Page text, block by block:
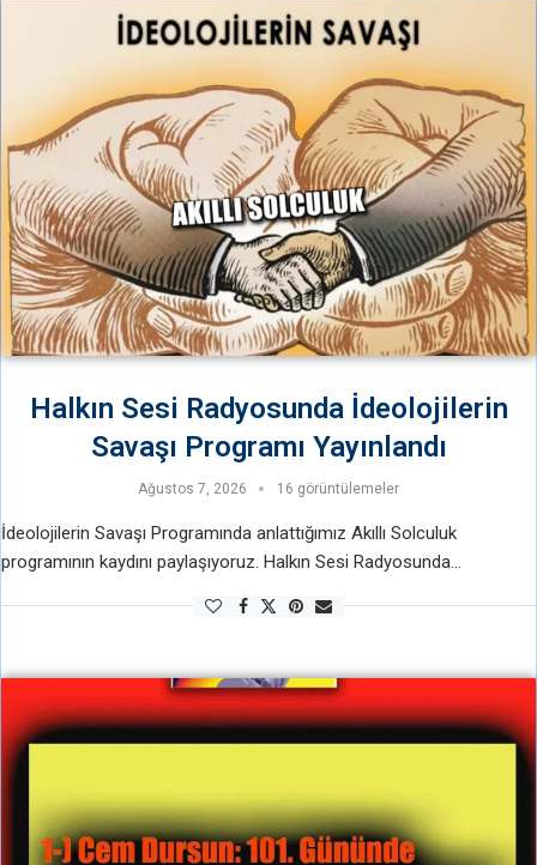
Halkın Sesi Radyosunda İdeolojilerin
Savaşı Programı Yayınlandı
Ağustos 7, 2026 16 görüntülemeler
İdeolojilerin Savaşı Programında anlattığımız Akıllı Solculuk
programının kaydını paylaşıyoruz. Halkın Sesi Radyosunda